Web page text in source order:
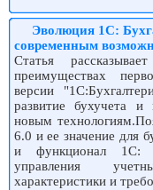
Эволюция 1С:
современным
Статья
преимуществах
версии
развитие бухучета и
новым
6.0 и ее значение для
и функционал 1С:
управления
характеристики и